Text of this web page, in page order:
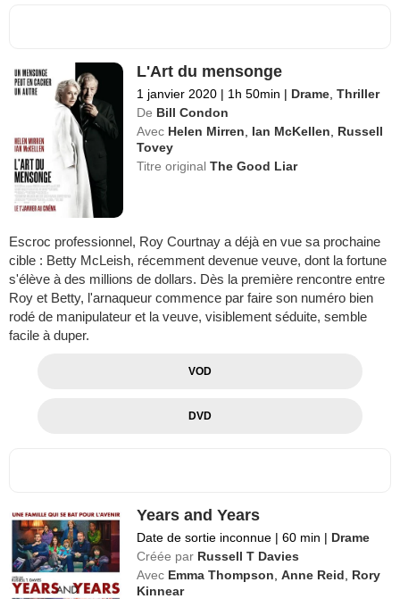
L'Art du mensonge
1 janvier 2020 | 1h 50min | Drame ,Thriller
De Bill Condon
Avec Helen Mirren Ian McKellen
Russell
Tovey
Titre originalThe Good Liar
Escroc professionnel, Roy Courtnay a déjà en vue sa prochaine
cible : Betty McLeish, récemment devenue veuve, dont la fortune
s'élève à des millions de dollars. Dès la première rencontre entre
Roy et Betty, l'arnaqueur commence par faire son numéro bien
rodé de manipulateur et la veuve, visiblement séduite, semble
facile à duper.
VOD
DVD
Years and Years
Date de sortie inconnue | 60 min | Drame
Créée par Russell T Davies
Avec Emma Thompson ,Anne Reid
Rory
Kinnear